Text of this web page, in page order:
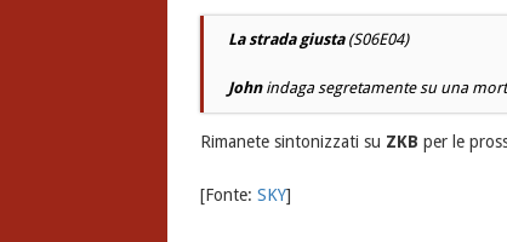
La strada giusta(S06E04)
Johnindaga segretamente su una
Rimanete sintonizzati su ZKB per le
[Fonte: SKY]